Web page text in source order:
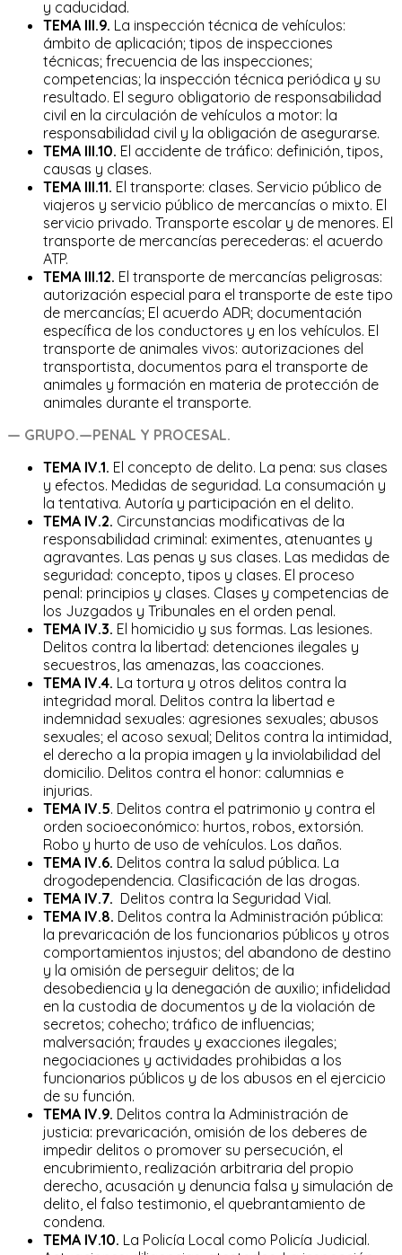
y caducidad.
TEMA III.9. La inspección técnica de vehículos:
ámbito de aplicación; tipos de inspecciones
técnicas; frecuencia de las inspecciones;
competencias; la inspección técnica periódica y su
resultado. El seguro obligatorio de responsabilidad
civil en la circulación de vehículos a motor: la
responsabilidad civil y la obligación de asegurarse.
TEMA III.10. El accidente de tráfico: definición, tipos,
causas y clases.
TEMA III.11. El transporte: clases. Servicio público de
viajeros y servicio público de mercancías o mixto. El
servicio privado. Transporte escolar y de menores. El
transporte de mercancías perecederas: el acuerdo
ATP.
TEMA III.12. El transporte de mercancías peligrosas:
autorización especial para el transporte de este tipo
de mercancías; El acuerdo ADR; documentación
específica de los conductores y en los vehículos. El
transporte de animales vivos: autorizaciones del
transportista, documentos para el transporte de
animales y formación en materia de protección de
animales durante el transporte.
— GRUPO.—PENAL Y PROCESAL.
TEMA IV.1. El concepto de delito. La pena: sus clases
y efectos. Medidas de seguridad. La consumación y
la tentativa. Autoría y participación en el delito.
TEMA IV.2. Circunstancias modificativas de la
responsabilidad criminal: eximentes, atenuantes y
agravantes. Las penas y sus clases. Las medidas de
seguridad: concepto, tipos y clases. El proceso
penal: principios y clases. Clases y competencias de
los Juzgados y Tribunales en el orden penal.
TEMA IV.3. El homicidio y sus formas. Las lesiones.
Delitos contra la libertad: detenciones ilegales y
secuestros, las amenazas, las coacciones.
TEMA IV.4. La tortura y otros delitos contra la
integridad moral. Delitos contra la libertad e
indemnidad sexuales: agresiones sexuales; abusos
sexuales; el acoso sexual; Delitos contra la intimidad,
el derecho a la propia imagen y la inviolabilidad del
domicilio. Delitos contra el honor: calumnias e
injurias.
TEMA IV.5. Delitos contra el patrimonio y contra el
orden socioeconómico: hurtos, robos, extorsión.
Robo y hurto de uso de vehículos. Los daños.
TEMA IV.6. Delitos contra la salud pública. La
drogodependencia. Clasificación de las drogas.
TEMA IV.7. Delitos contra la Seguridad Vial.
TEMA IV.8. Delitos contra la Administración pública:
la prevaricación de los funcionarios públicos y otros
comportamientos injustos; del abandono de destino
y la omisión de perseguir delitos; de la
desobediencia y la denegación de auxilio; infidelidad
en la custodia de documentos y de la violación de
secretos; cohecho; tráfico de influencias;
malversación; fraudes y exacciones ilegales;
negociaciones y actividades prohibidas a los
funcionarios públicos y de los abusos en el ejercicio
de su función.
TEMA IV.9. Delitos contra la Administración de
justicia: prevaricación, omisión de los deberes de
impedir delitos o promover su persecución, el
encubrimiento, realización arbitraria del propio
derecho, acusación y denuncia falsa y simulación de
delito, el falso testimonio, el quebrantamiento de
condena.
TEMA IV.10. La Policía Local como Policía Judicial.